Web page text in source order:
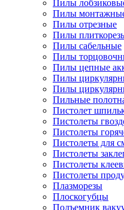
Пилы
Пилы
Пилы отрезные
Пилы
Пилы сабельные
Пилы
Пилы цепные
Пилы
Пилы
Пильные
Пистолет
Пистолеты
Пистолеты
Пистолеты для
Пистолеты
Пистолеты
Пистолеты
Плазморезы
Плоскогубцы
Подъемник